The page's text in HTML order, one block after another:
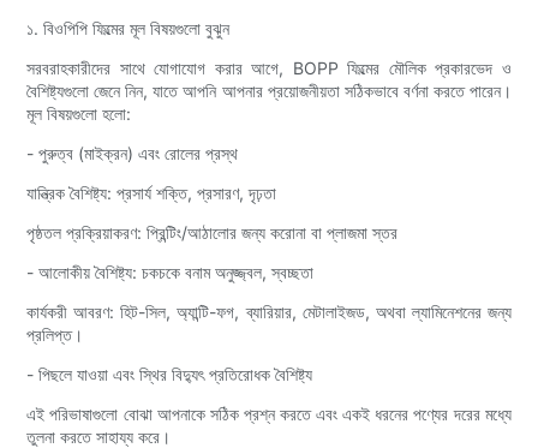
১. বিওপিপি ফিল্মের মূল বিষয়গুলো বুঝুন
সরবরাহকারীদের সাথে যোগাযোগ করার আগে, BOPP ফিল্মের মৌলিক প্রকারভেদ ও
বৈশিষ্ট্যগুলো জেনে নিন, যাতে আপনি আপনার প্রয়োজনীয়তা সঠিকভাবে বর্ণনা করতে পারেন।
মূল বিষয়গুলো হলো:
- পুরুত্ব (মাইক্রন) এবং রোলের প্রস্থ
যান্ত্রিক বৈশিষ্ট্য: প্রসার্য শক্তি, প্রসারণ, দৃঢ়তা
পৃষ্ঠতল প্রক্রিয়াকরণ: প্রিন্টিং/আঠালোর জন্য করোনা বা প্লাজমা স্তর
- আলোকীয় বৈশিষ্ট্য: চকচকে বনাম অনুজ্জ্বল, স্বচ্ছতা
কার্যকরী আবরণ: হিট-সিল, অ্যান্টি-ফগ, ব্যারিয়ার, মেটালাইজড, অথবা ল্যামিনেশনের জন্য
প্রলিপ্ত।
- পিছলে যাওয়া এবং স্থির বিদ্যুৎ প্রতিরোধক বৈশিষ্ট্য
এই পরিভাষাগুলো বোঝা আপনাকে সঠিক প্রশ্ন করতে এবং একই ধরনের পণ্যের দরের মধ্যে
তুলনা করতে সাহায্য করে।